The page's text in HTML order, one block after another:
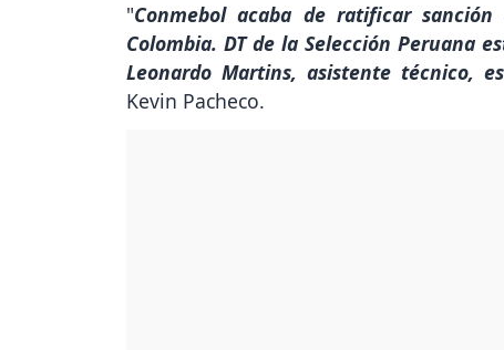
"Conmebol acaba de ratificar
Colombia. DT de la Selección Peruana
Leonardo Martins, asistente técnico,
Kevin Pacheco.